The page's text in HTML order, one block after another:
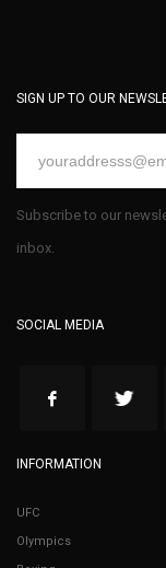
SIGN UP TO OUR
Subscribe to our
inbox.
SOCIAL MEDIA
INFORMATION
UFC
Olympics